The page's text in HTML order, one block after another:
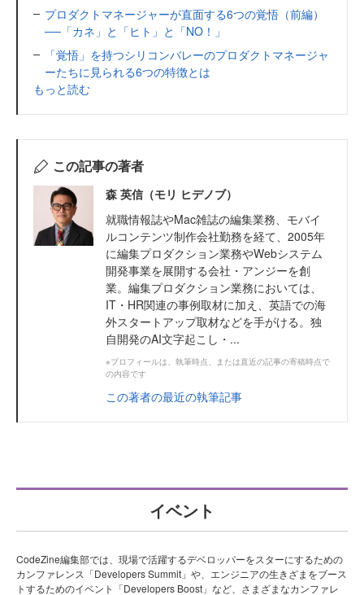
プロダクトマネージャーが直面する6つの覚悟（前編）
──「カネ」と「ヒト」と「NO！」
「覚悟」を持つシリコンバレーのプロダクトマネージャ
ーたちに見られる6つの特徴とは
もっと読む
この記事の著者
森 英信（モリ ヒデノブ）
就職情報誌やMac雑誌の編集業務、モバイ
ルコンテンツ制作会社勤務を経て、2005年
に編集プロダクション業務やWebシステム
開発事業を展開する会社・アンジーを創
業。編集プロダクション業務においては、
IT・HR関連の事例取材に加え、英語での海
外スタートアップ取材などを手がける。独
自開発のAI文字起こし・...
※プロフィールは、執筆時点、または直近の記事の寄稿時点で
の内容です
この著者の最近の執筆記事
イベント
CodeZine編集部では、現場で活躍するデベロッパーをスターにするための
カンファレンス「Developers Summit」や、エンジニアの生きざまをブース
トするためのイベント「Developers Boost」など、さまざまなカンファレ